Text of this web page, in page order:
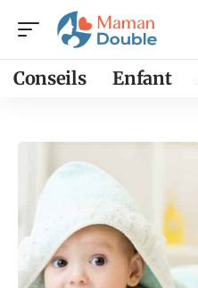
Conseils Enfant